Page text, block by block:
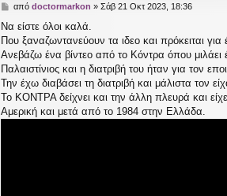
Δ
μ
ο
σ
ί
υ
σ
η
από doctormarkon » Σάβ 21 Οκτ 2023, 18:36
Να είστε όλοι καλά.
Που ξαναζωντανεύουν τα ιδεο και πρόκειται
Ανεβάζω ένα βίντεο από το Κόντρα όπου μιλάει
Παλαιστίνιος και η διατριβή του ήταν για τον
Την έχω διαβάσει τη διατριβή και μάλιστα τον
Το ΚΟΝΤΡΑ δείχνει και την άλλη πλευρά και
Αμερική και μετά από το 1984 στην Ελλάδα.